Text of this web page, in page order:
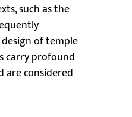
such as the
of temple
carry profound
are considered